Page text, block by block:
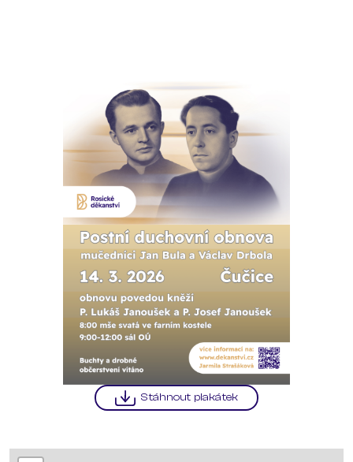
Stáhnout plakátek